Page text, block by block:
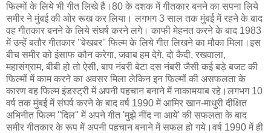
फिल्मों के लिये भी गीत लिखे है।80 के दशक में गीतकार बनने का सपना लिये
समीर ने मुंबई की ओर रूख कर लिया। लगभग 3 साल तक मुंबई में रहने के बाद
वह गीतकार बनने के लिये संघर्ष करने लगे। काफी मेहनत करने के बाद 1983
में उन्हें बतौर गीतकार ''बेखबर'' फिल्म के लिये गीत लिखने का मौका मिला।इस
बीच समीर को इंसाफ कौन करेगा, जवाब हम देगे, दो कैदी, रखवाला,
महासंग्राम, बीबी हो तो ऐसी, बाप नंबरी बेटा दस नंबरी जैसी कई बड़े बजट की
फिल्मों में काम करने का अवसर मिला लेकिन इन फिल्मों की असफलता के
कारण वह फिल्म इंडस्ट्री में अपनी पहचान बनाने में नाकामयाब रहे।लगभग 10
वर्ष तक मुंबई में संघर्ष करने के बाद वर्ष 1990 में आमिर खान-माधुरी दीक्षित
अभिनीत फिल्म ''दिल'' में अपने गीत 'मुझे नींद ना आये' की सफलता के बाद
समीर गीतकार के रूप में अपनी पहचान बनाने में सफल हो गये।वर्ष 1990 में ही